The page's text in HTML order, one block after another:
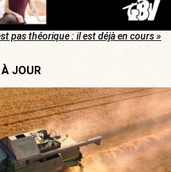
pas théorique : il est déjà en cours »
JOUR